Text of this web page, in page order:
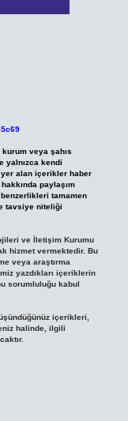
veya şahıs
yalnızca kendi
yer alan içerikler haber
paylaşım
tamamen
tavsiye niteliği
ve İletişim Kurumu
hizmet vermektedir. Bu
veya araştırma
yazdıkları içeriklerin
sorumluluğu kabul
içerikleri,
halinde, ilgili